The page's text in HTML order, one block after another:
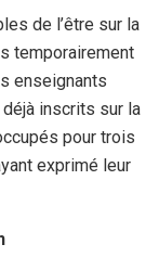
de l’être sur la
temporairement
enseignants
inscrits sur la
pour trois
exprimé leur